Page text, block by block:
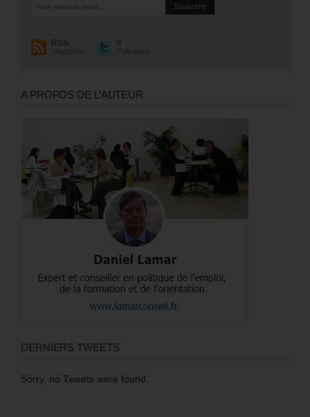
RSS
Souscrire
0
Followers
A PROPOS DE L’AUTEUR
DERNIERS TWEETS
Sorry, no Tweets were found.